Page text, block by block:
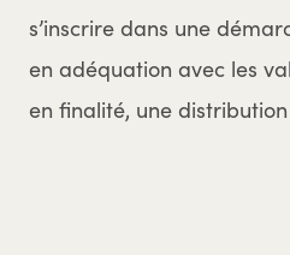
s’inscrire dans une
en adéquation avec les
en finalité, une